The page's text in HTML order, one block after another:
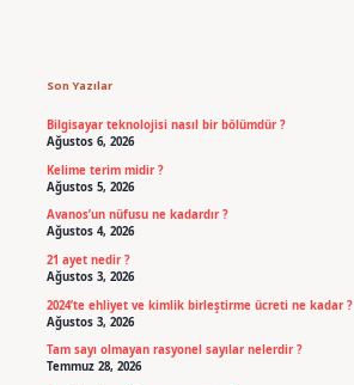
Son Yazılar
Bilgisayar teknolojisi nasıl bir bölümdür ?
Ağustos 6, 2026
Kelime terim midir ?
Ağustos 5, 2026
Avanos’un nüfusu ne kadardır ?
Ağustos 4, 2026
21 ayet nedir ?
Ağustos 3, 2026
2024’te ehliyet ve kimlik birleştirme ücreti ne kadar ?
Ağustos 3, 2026
Tam sayı olmayan rasyonel sayılar nelerdir ?
Temmuz 28, 2026